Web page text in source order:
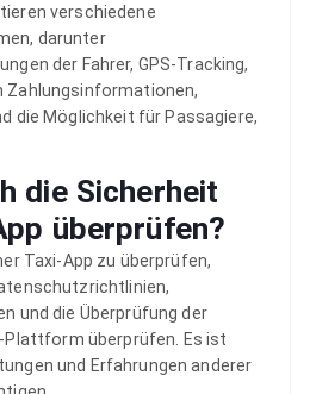
verschiedene
darunter
der Fahrer, GPS-Tracking,
Zahlungsinformationen,
die Möglichkeit für Passagiere,
die Sicherheit
überprüfen?
Taxi-App zu überprüfen,
und die Überprüfung der
Plattform überprüfen. Es ist
und Erfahrungen anderer